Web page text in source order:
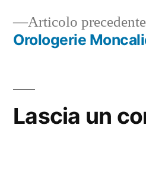
articoli
Articolo precedente
Orologerie
Lascia un